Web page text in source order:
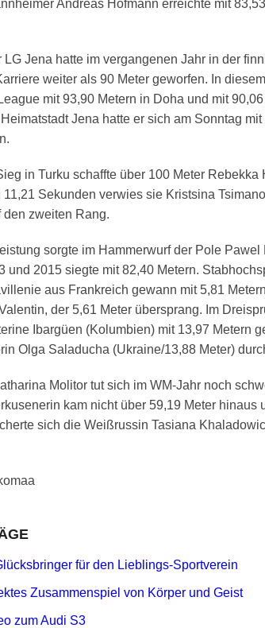
Andreas Hofmann erreichte mit
Jena hatte im vergangenen Jahr in der
weiter als 90 Meter geworfen. In
mit 93,90 Metern in Doha und mit
Jena hatte er sich am Sonntag mit
in Turku schaffte über 100 Meter Rebekka
Sekunden verwies sie Kristsina
zweiten Rang.
sorgte im Hammerwurf der Pole Pawel
und 2015 siegte mit 82,40 Metern.
aus Frankreich gewann mit 5,81
der 5,61 Meter übersprang. Im
Ibargüen (Kolumbien) mit 13,97 Metern
Olga Saladucha (Ukraine/13,88 Meter)
Molitor tut sich im WM-Jahr noch
kam nicht über 59,19 Meter hinaus
sich die Weißrussin Tasiana
für den Lieblings-Sportverein
Zusammenspiel von Körper und Geist
zum Audi S3